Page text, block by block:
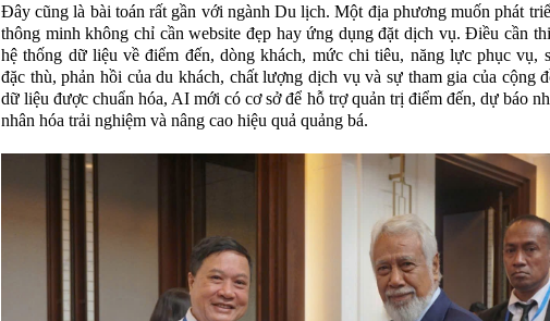
Đây cũng là bài toán rất gần với ngành Du lịch. Một địa phương muốn phát
thông minh không chỉ cần website đẹp hay ứng dụng đặt dịch vụ. Điều cần
hệ thống dữ liệu về điểm đến, dòng khách, mức chi tiêu, năng lực phục vụ,
đặc thù, phản hồi của du khách, chất lượng dịch vụ và sự tham gia của cộng
dữ liệu được chuẩn hóa, AI mới có cơ sở để hỗ trợ quản trị điểm đến, dự báo
nhân hóa trải nghiệm và nâng cao hiệu quả quảng bá.